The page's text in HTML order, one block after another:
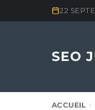
22
SEO
ACCUEIL